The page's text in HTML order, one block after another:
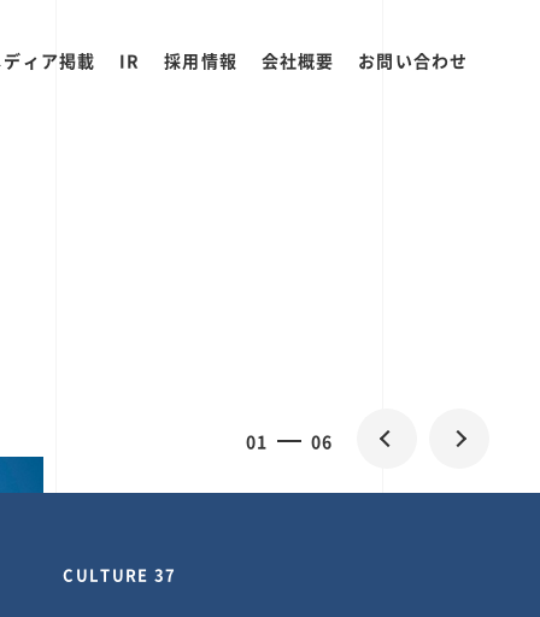
ィア掲載 IR 採用情報 会社概要 お問い合わせ
0 06
CULTURE 30